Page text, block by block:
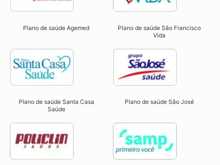
Plano de saúde Agemed
Plano de saúde São Francisco
Vida
Plano de saúde Santa Casa
Saúde
Plano de saúde São José